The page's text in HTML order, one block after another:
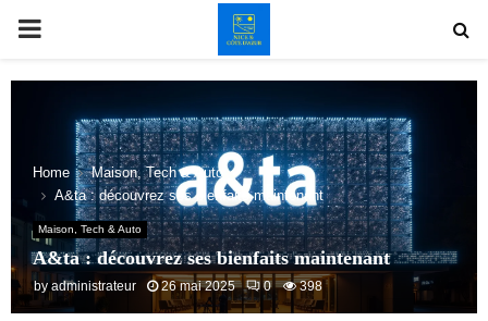
PRIMARY
MENU
Home
Maison, Tech & Auto
A&ta : découvrez ses bienfaits maintenant
Maison, Tech & Auto
A&ta : découvrez ses bienfaits maintenant
byadministrateur 26 mai 2025 0 398